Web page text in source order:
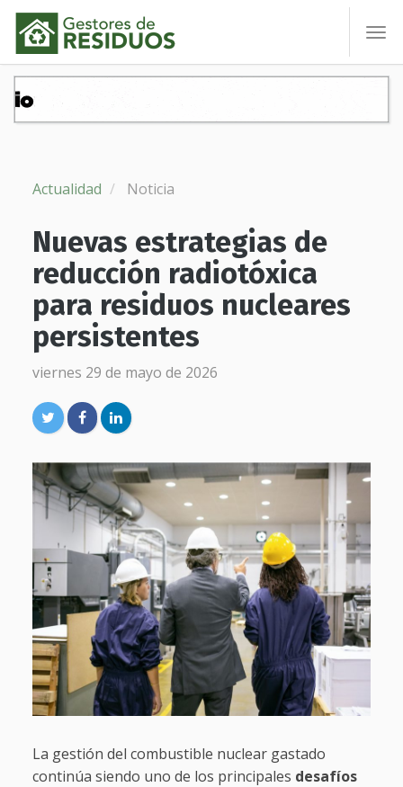
Actualidad Noticia
Nuevas estrategias de
reducción radiotóxica
para residuos nucleares
persistentes
viernes 29 de mayo de 2026
La gestión del combustible nuclear gastado
continúa siendo uno de los principales desafíos